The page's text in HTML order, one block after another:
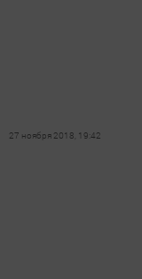
27 ноября 2018, 19:42